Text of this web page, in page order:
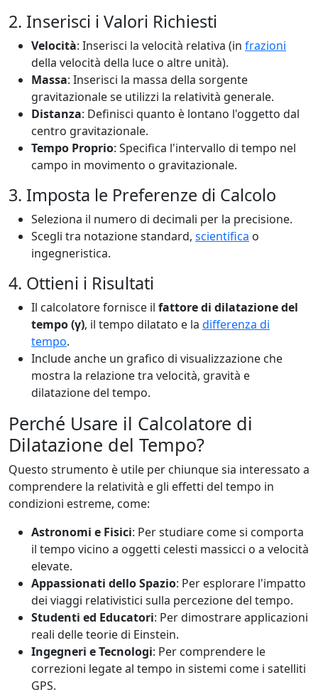
2. Inserisci i Valori Richiesti
Velocità: Inserisci la velocità relativa (in frazioni
della velocità della luce o altre unità).
Massa: Inserisci la massa della sorgente
gravitazionale se utilizzi la relatività generale.
Distanza: Definisci quanto è lontano l'oggetto dal
centro gravitazionale.
Tempo Proprio: Specifica l'intervallo di tempo nel
campo in movimento o gravitazionale.
3. Imposta le Preferenze di Calcolo
Seleziona il numero di decimali per la precisione.
Scegli tra notazione standard, scientifica o
ingegneristica.
4. Ottieni i Risultati
Il calcolatore fornisce il fattore di dilatazione del
tempo (γ), il tempo dilatato e la differenza di
tempo.
Include anche un grafico di visualizzazione che
mostra la relazione tra velocità, gravità e
dilatazione del tempo.
Perché Usare il Calcolatore di
Dilatazione del Tempo?
Questo strumento è utile per chiunque sia interessato a
comprendere la relatività e gli effetti del tempo in
condizioni estreme, come:
Astronomi e Fisici: Per studiare come si comporta
il tempo vicino a oggetti celesti massicci o a velocità
elevate.
Appassionati dello Spazio: Per esplorare l'impatto
dei viaggi relativistici sulla percezione del tempo.
Studenti ed Educatori: Per dimostrare applicazioni
reali delle teorie di Einstein.
Ingegneri e Tecnologi: Per comprendere le
correzioni legate al tempo in sistemi come i satelliti
GPS.